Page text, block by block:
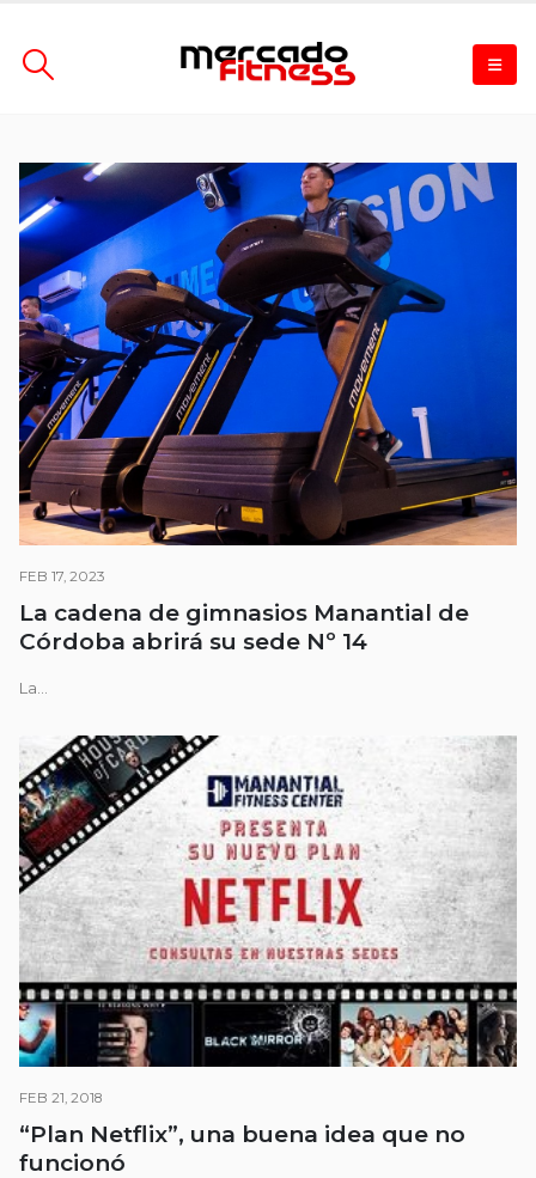
FEB 17, 2023
La cadena de gimnasios Manantial de
Córdoba abrirá su sede Nº 14
La...
FEB 21, 2018
“Plan Netflix”, una buena idea que no
funcionó